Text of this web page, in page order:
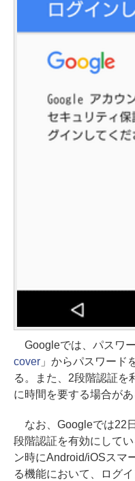
Googleでは、パスワ
cover」からパスワード
る。また、2段階認証を
に時間を要する場合があ
なお、Googleでは22
段階認証を有効にして
ン時にAndroid/iOSスマ
る機能において、ログ